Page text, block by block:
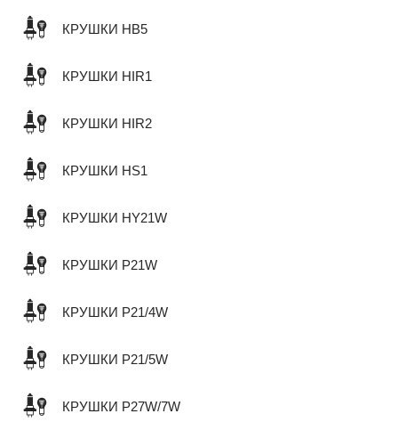
КРУШКИ HB5
КРУШКИ HIR1
КРУШКИ HIR2
КРУШКИ HS1
КРУШКИ HY21W
КРУШКИ P21W
КРУШКИ P21/4W
КРУШКИ P21/5W
КРУШКИ P27W/7W